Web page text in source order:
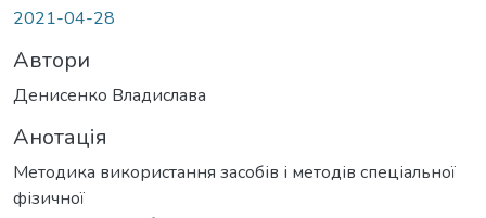
2021-04-28
Автори
Денисенко Владислава
Анотація
Методика використання засобів і методів спеціальної
фізичної